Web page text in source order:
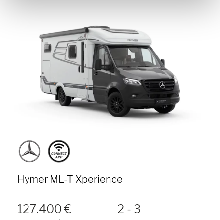
Hymer ML-T Xperience
127.400 € 2 - 3